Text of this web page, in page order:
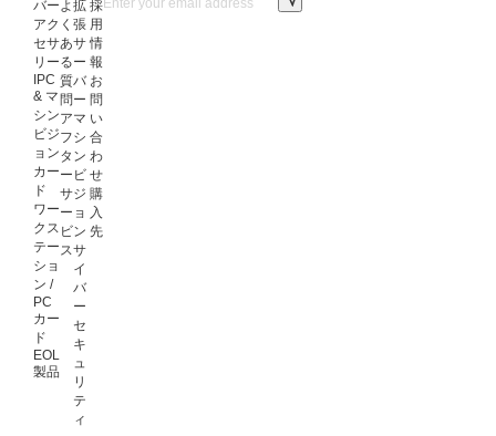
バー
アク
セサ
リー
IPC
& マ
シン
ビジ
ョン
カー
ド
ワー
クス
テー
ショ
ン /
PC
カー
ド
EOL
製品
よ
く
あ
る
質
問
ア
フ
タ
ー
サ
ー
ビ
ス
拡
張
サ
ー
バ
ー
マ
シ
ン
ビ
ジ
ョ
ン
サ
イ
バ
ー
セ
キ
ュ
リ
テ
ィ
採
用
情
報
お
問
い
合
わ
せ
購
入
先